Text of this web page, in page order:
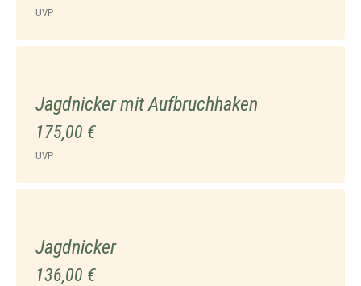
UVP
Jagdnicker mit Aufbruchhaken
175,00 €
UVP
Jagdnicker
136,00 €